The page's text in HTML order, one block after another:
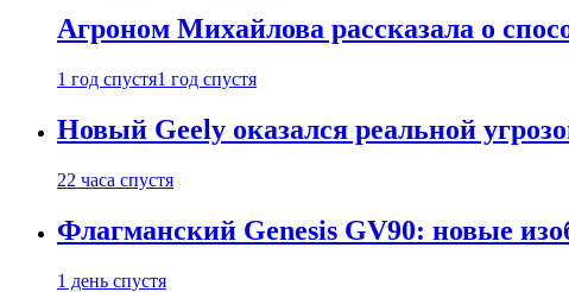
Агроном Михайлова рассказала о
1 год спустя1 год спустя
Новый Geely оказался реальной
22 часа спустя
Флагманский Genesis GV90: новые
1 день спустя